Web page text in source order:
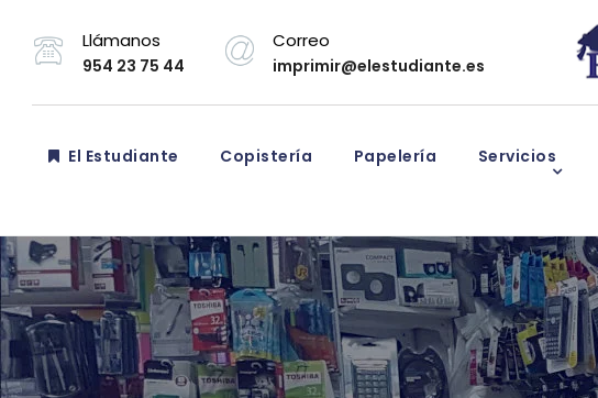
Llámanos
954 23 75 44
Correo
imprimir@elestudiante.es
El Estudiante Copistería Papelería Servicios